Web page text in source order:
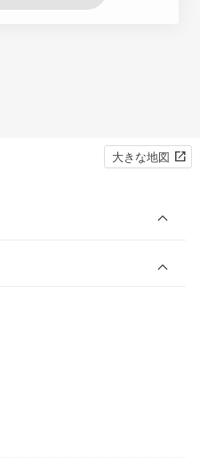
大きな地図